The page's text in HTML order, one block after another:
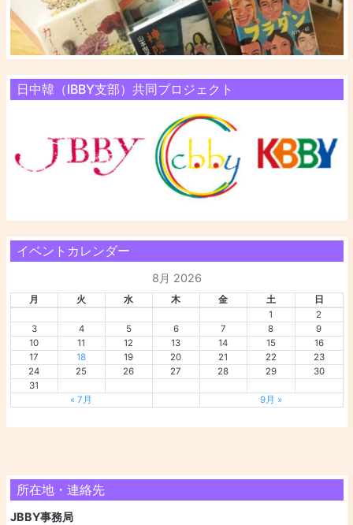
日中韓（IBBY支部）共同プロジェクト
イベントカレンダー
8月 2026
月 火 水 木 金 土
日
1
2
3
4 5 6 7 8
9
10
11 12 13 14 15
16
17
18 19 20 21 22
23
24
25 26 27 28 29
30
31
« 7月
9月 »
所在地・連絡先
JBBY事務局